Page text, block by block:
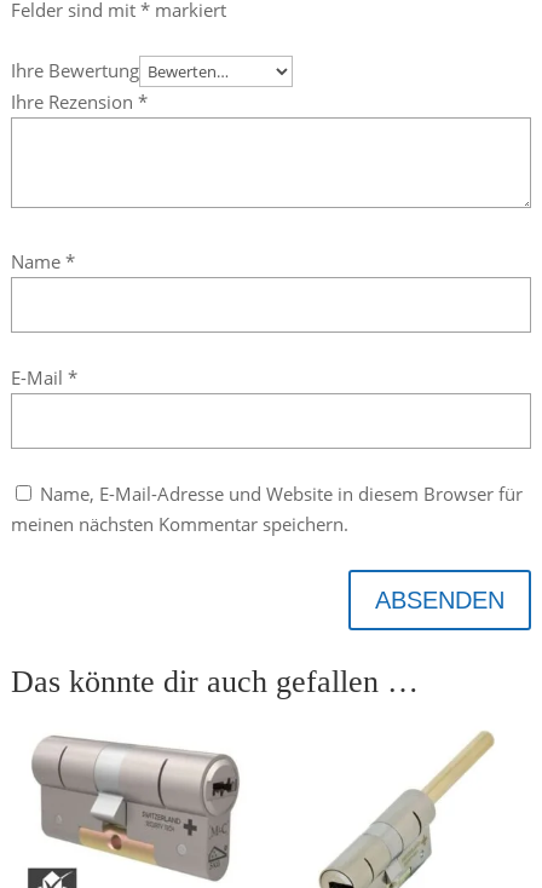
Felder sind mit *markiert
Ihre Bewertung
Ihre Rezension *
Name *
E-Mail *
Name, E-Mail-Adresse und Website in diesem Browser für
meinen nächsten Kommentar speichern.
ABSENDEN
Das könnte dir auch gefallen …